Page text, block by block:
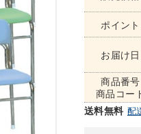
ポイント
お届け日
商品番号
商品コー
送料無料 配